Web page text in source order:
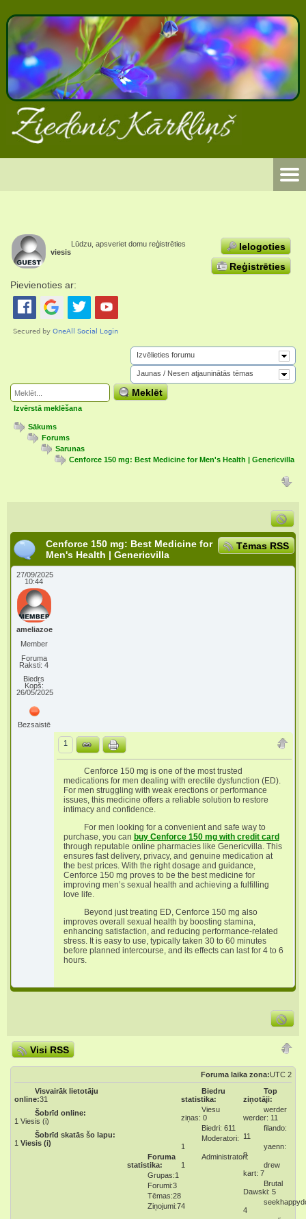
Lūdzu, apsveriet domu reģistrēties
viesis
Ielogoties
Reģistrēties
Pievienoties ar:
Izvēlieties forumu
Jaunas / Nesen atjauninātās tēmas
Meklēt
Izvērstā meklēšana
Sākums
Forums
Sarunas
Cenforce 150 mg: Best Medicine for Men's Health | Genericvilla
Tēmas RSS
Cenforce 150 mg: Best Medicine for
Men's Health | Genericvilla
27/09/2025
10:44
ameliazoe
Member
Foruma
Raksti: 4
Biedrs
Kopš:
26/05/2025
Bezsaistē
1
Cenforce 150 mg is one of the most trusted
medications for men dealing with erectile dysfunction (ED).
For men struggling with weak erections or performance
issues, this medicine offers a reliable solution to restore
intimacy and confidence.
For men looking for a convenient and safe way to
purchase, you can buy Cenforce 150 mg with credit card
through reputable online pharmacies like Genericvilla. This
ensures fast delivery, privacy, and genuine medication at
the best prices. With the right dosage and guidance,
Cenforce 150 mg proves to be the best medicine for
improving men’s sexual health and achieving a fulfilling
love life.
Beyond just treating ED, Cenforce 150 mg also
improves overall sexual health by boosting stamina,
enhancing satisfaction, and reducing performance-related
stress. It is easy to use, typically taken 30 to 60 minutes
before planned intercourse, and its effects can last for 4 to 6
hours.
Visi RSS
Foruma laika zona:UTC 2
Visvairāk lietotāju
online:31
Šobrīd online:
1 Viesis (i)
Šobrīd skatās šo lapu:
1 Viesis (i)
Top
ziņotāji:
werder
werder: 11
filando:
11
yaenn:
9
drew
kart: 7
Brutal
Dawski: 5
4
Biedru
statistika:
Viesu
ziņas: 0
Biedri: 611
Moderatori:
1
Administratori:
1
Foruma
statistika:
Grupas:1
Forumi:3
Tēmas:28
Ziņojumi:74